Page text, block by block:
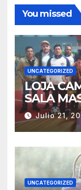
You missed
UNCATEGORIZED
LOJA
SALA
Julio 21,
UNCATEGORIZED